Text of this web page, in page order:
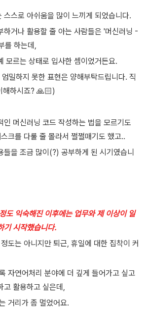
스스로 아쉬움을 많이 느끼게 되었습니다.
하거나 활용할 줄 아는 사람들은 '머신러닝 -
를 하는데,
모르는 상태로 입사한 셈이었거든요.
밀하지 못한 표현은 양해부탁드립니다. 직
해하시죠? 🙏🏻)
인 머신러닝 코드 작성하는 법을 모르기도
크를 다룰 줄 몰라서 쩔쩔매기도 했고..
들을 조금 많이(?) 공부하게 된 시기였습니
도 익숙해진 이후에는 업무와 제 이상이 일
기 시작했습니다.
도는 아니지만 퇴근, 휴일에 대한 집착이 커
자연어처리 분야에 더 깊게 들어가고 싶고
고 활용하고 싶은데,
거리가 좀 멀었어요.